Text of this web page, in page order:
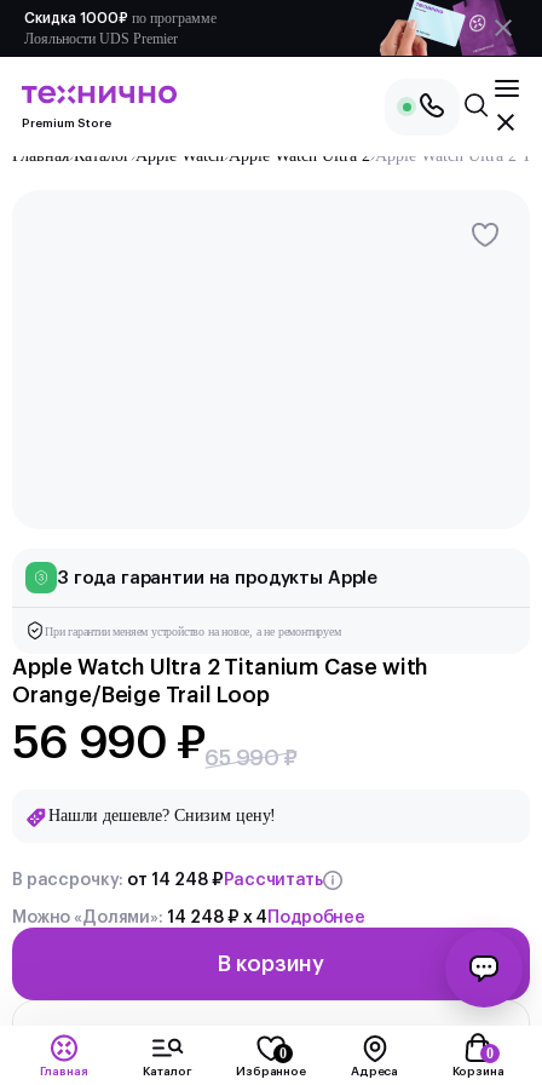
Скидка 1000₽ по программе
Лояльности UDS Premier
Premium Store
Главная Каталог Apple Watch Apple Watch Ultra 2 Apple Watch Ultra 2
3 года гарантии на продукты Apple
При гарантии меняем устройство на новое, а не ремонтируем
Apple Watch Ultra 2 Titanium Case with
Orange/Beige Trail Loop
56 990 ₽65 990 ₽
Нашли дешевле? Снизим цену!
В рассрочку: от 14 248 ₽ Рассчитать
Можно «Долями»: 14 248 ₽ x 4 Подробнее
В корзину
Получить консультацию
Главная Каталог
0
Избранное Адреса
0
Корзина